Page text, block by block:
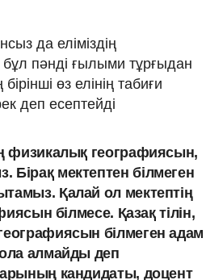
да еліміздің
пәнді ғылыми тұрғыдан
өз елінің табиғи
деп есептейді
физикалық географиясын,
мектептен білмеген
Қалай ол мектептің
білмесе. Қазақ тілін,
білмеген адам
алмайды деп
кандидаты, доцент